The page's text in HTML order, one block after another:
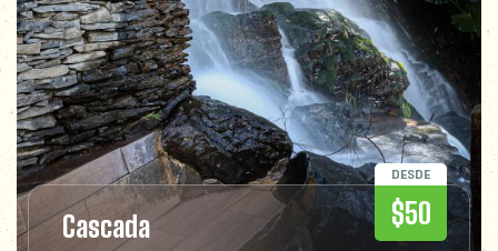
DESDE
$50
Cascada